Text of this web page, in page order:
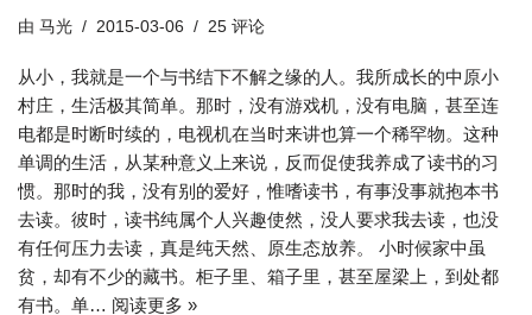
由 马光 2015-03-06 25 评论
从小，我就是一个与书结下不解之缘的人。我所成长的中原小
村庄，生活极其简单。那时，没有游戏机，没有电脑，甚至连
电都是时断时续的，电视机在当时来讲也算一个稀罕物。这种
单调的生活，从某种意义上来说，反而促使我养成了读书的习
惯。那时的我，没有别的爱好，惟嗜读书，有事没事就抱本书
去读。彼时，读书纯属个人兴趣使然，没人要求我去读，也没
有任何压力去读，真是纯天然、原生态放养。 小时候家中虽
贫，却有不少的藏书。柜子里、箱子里，甚至屋梁上，到处都
有书。单… 阅读更多 »